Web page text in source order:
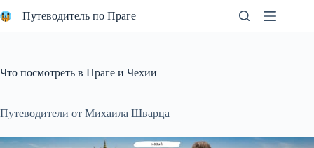
к
Путеводитель по Праге
Что посмотреть в Праге и Чехии
Путеводители от Михаила Шварца